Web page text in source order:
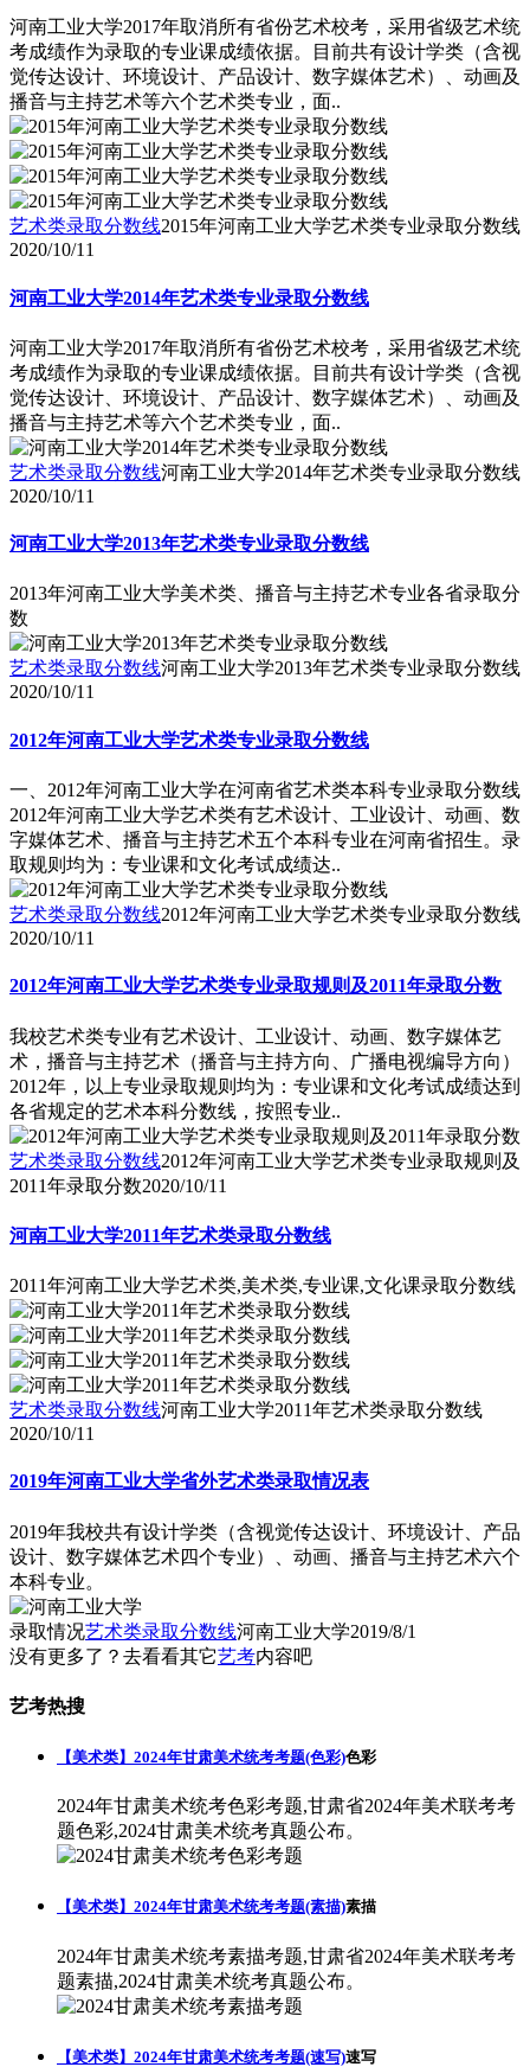
河南工业大学2017年取消所有省份艺术校考，采用省级艺术统
考成绩作为录取的专业课成绩依据。目前共有设计学类（含视
觉传达设计、环境设计、产品设计、数字媒体艺术）、动画及
播音与主持艺术等六个艺术类专业，面..
艺术类录取分数线2015年河南工业大学艺术类专业录取分数线
2020/10/11
河南工业大学2014年艺术类专业录取分数线
河南工业大学2017年取消所有省份艺术校考，采用省级艺术统
考成绩作为录取的专业课成绩依据。目前共有设计学类（含视
觉传达设计、环境设计、产品设计、数字媒体艺术）、动画及
播音与主持艺术等六个艺术类专业，面..
艺术类录取分数线河南工业大学2014年艺术类专业录取分数线
2020/10/11
河南工业大学2013年艺术类专业录取分数线
2013年河南工业大学美术类、播音与主持艺术专业各省录取分
数
艺术类录取分数线河南工业大学2013年艺术类专业录取分数线
2020/10/11
2012年河南工业大学艺术类专业录取分数线
一、2012年河南工业大学在河南省艺术类本科专业录取分数线
2012年河南工业大学艺术类有艺术设计、工业设计、动画、数
字媒体艺术、播音与主持艺术五个本科专业在河南省招生。录
取规则均为：专业课和文化考试成绩达..
艺术类录取分数线2012年河南工业大学艺术类专业录取分数线
2020/10/11
2012年河南工业大学艺术类专业录取规则及2011年录取分数
我校艺术类专业有艺术设计、工业设计、动画、数字媒体艺
术，播音与主持艺术（播音与主持方向、广播电视编导方向）
2012年，以上专业录取规则均为：专业课和文化考试成绩达到
各省规定的艺术本科分数线，按照专业..
艺术类录取分数线2012年河南工业大学艺术类专业录取规则及
2011年录取分数2020/10/11
河南工业大学2011年艺术类录取分数线
2011年河南工业大学艺术类,美术类,专业课,文化课录取分数线
艺术类录取分数线河南工业大学2011年艺术类录取分数线
2020/10/11
2019年河南工业大学省外艺术类录取情况表
2019年我校共有设计学类（含视觉传达设计、环境设计、产品
设计、数字媒体艺术四个专业）、动画、播音与主持艺术六个
本科专业。
录取情况艺术类录取分数线河南工业大学2019/8/1
没有更多了？去看看其它艺考内容吧
艺考热搜
【美术类】2024年甘肃美术统考考题(色彩)色彩
2024年甘肃美术统考色彩考题,甘肃省2024年美术联考考
题色彩,2024甘肃美术统考真题公布。
【美术类】2024年甘肃美术统考考题(素描)素描
2024年甘肃美术统考素描考题,甘肃省2024年美术联考考
题素描,2024甘肃美术统考真题公布。
【美术类】2024年甘肃美术统考考题(速写)速写